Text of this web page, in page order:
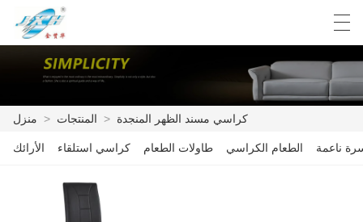
منزل
العربية Deutsch Español
منزل > المنتجات > كراسي مسند الظهر المنجدة
الأرائك كراسي استلقاء طاولات الطعام الطعام الكراسي ناعمة